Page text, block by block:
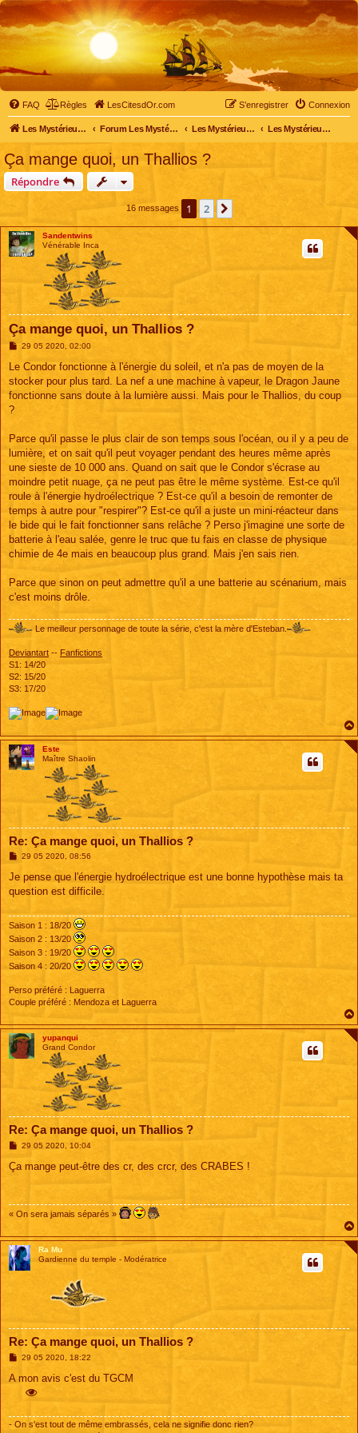
FAQ Règles LesCitesdOr.com Connexion
S’enregistrer
Les Mystérieuses Cités d'Or - LesCitesdOr.com Forum Les Mystérieuses Cités d'Or Les Mystérieuses Cités d'Or Les Mystérieuses Cités d'Or : saison 3 (2016)
Ça mange quoi, un Thallios ?
Répondre
16 messages 1 2
Sandentwins
Vénérable Inca
Ça mange quoi, un Thallios ?
M
s
a
g
29 05 2020, 02:00
Le Condor fonctionne à l'énergie du soleil, et n'a pas de moyen de la
stocker pour plus tard. La nef a une machine à vapeur, le Dragon Jaune
fonctionne sans doute à la lumière aussi. Mais pour le Thallios, du coup
?
Parce qu'il passe le plus clair de son temps sous l'océan, ou il y a peu de
lumière, et on sait qu'il peut voyager pendant des heures même après
une sieste de 10 000 ans. Quand on sait que le Condor s'écrase au
moindre petit nuage, ça ne peut pas être le même système. Est-ce qu'il
roule à l'énergie hydroélectrique ? Est-ce qu'il a besoin de remonter de
temps à autre pour "respirer"? Est-ce qu'il a juste un mini-réacteur dans
le bide qui le fait fonctionner sans relâche ? Perso j'imagine une sorte de
batterie à l'eau salée, genre le truc que tu fais en classe de physique
chimie de 4e mais en beaucoup plus grand. Mais j'en sais rien.
Parce que sinon on peut admettre qu'il a une batterie au scénarium, mais
c'est moins drôle.
Le meilleur personnage de toute la série, c'est la mère d'Esteban.
Deviantart -- Fanfictions
S1: 14/20
S2: 15/20
S3: 17/20
Este
Maître Shaolin
Re: Ça mange quoi, un Thallios ?
M
s
a
29 05 2020, 08:56
Je pense que l'énergie hydroélectrique est une bonne hypothèse mais ta
question est difficile.
Saison 1 : 18/20
Saison 2 : 13/20
Saison 3 : 19/20
Saison 4 : 20/20
Perso préféré : Laguerra
Couple préféré : Mendoza et Laguerra
yupanqui
Grand Condor
Re: Ça mange quoi, un Thallios ?
M
s
29 05 2020, 10:04
Ça mange peut-être des cr, des crcr, des CRABES !
« On sera jamais séparés »
Ra Mu
Gardienne du temple - Modératrice
Re: Ça mange quoi, un Thallios ?
M
s
29 05 2020, 18:22
A mon avis c'est du TGCM
- On s'est tout de même embrassés, cela ne signifie donc rien?